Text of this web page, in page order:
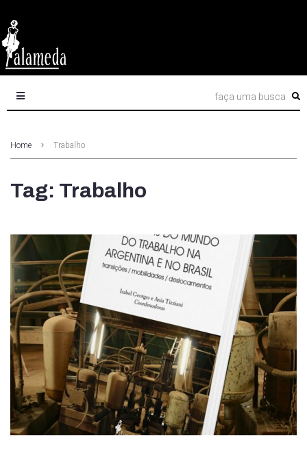
Home Trabalho
Tag: Trabalho